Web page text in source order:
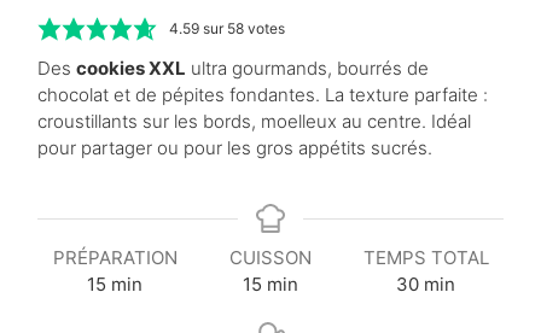
4.59sur 58votes
Des cookies XXL ultra gourmands, bourrés de
chocolat et de pépites fondantes. La texture parfaite :
croustillants sur les bords, moelleux au centre. Idéal
pour partager ou pour les gros appétits sucrés.
PRÉPARATION
15 m
min
CUISSON
15 m
min
TEMPS TOTAL
30mmin